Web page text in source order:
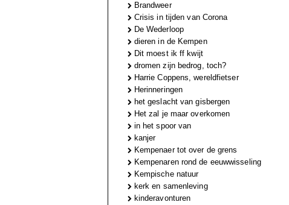
Brandweer
Crisis in tijden van Corona
De Wederloop
dieren in de Kempen
Dit moest ik ff kwijt
dromen zijn bedrog, toch?
Harrie Coppens, wereldfietser
Herinneringen
het geslacht van gisbergen
Het zal je maar overkomen
in het spoor van
kanjer
Kempenaer tot over de grens
Kempenaren rond de eeuwwisseling
Kempische natuur
kerk en samenleving
kinderavonturen